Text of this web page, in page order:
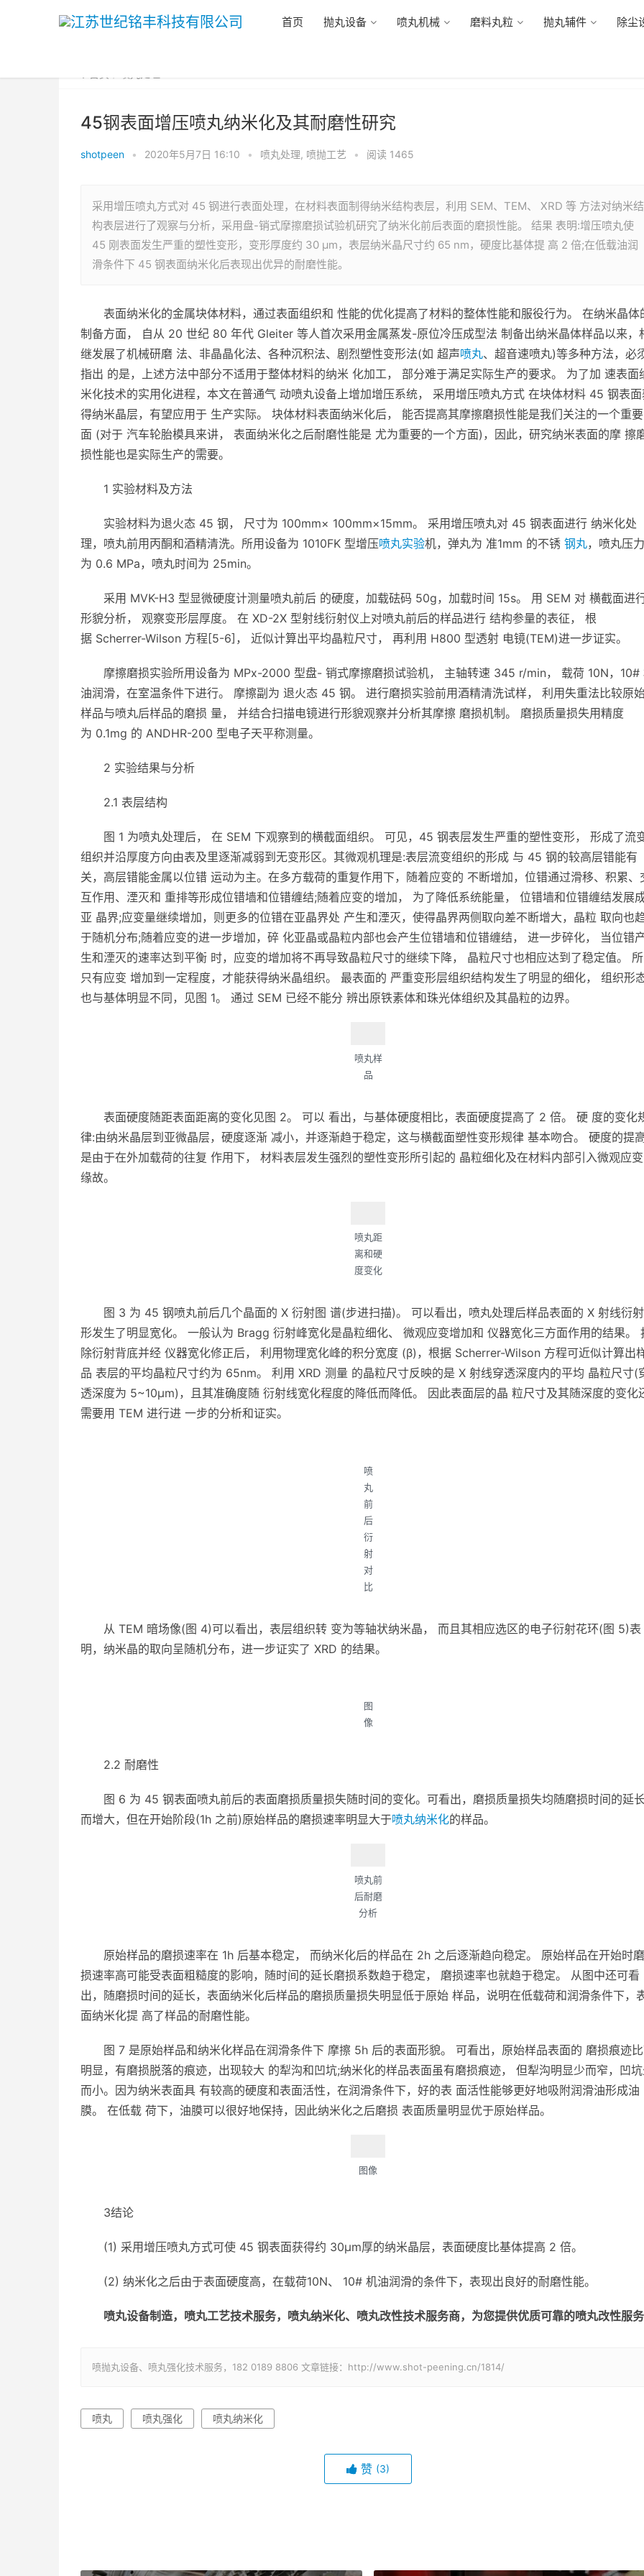
首页 抛丸设备 喷丸机械 磨料丸粒 抛丸辅件 除尘
45钢表面增压喷丸纳米化及其耐磨性研究
shotpeen • 2020年5月7日 16:10 • 喷丸处理, 喷抛工艺 • 阅读 1465
采用增压喷丸方式对 45 钢进行表面处理，在材料表面制得纳米结构表层，利用 SEM、TEM、 XRD 等 方法对纳米结
构表层进行了观察与分析，采用盘-销式摩擦磨损试验机研究了纳米化前后表面的磨损性能。 结果 表明:增压喷丸使
45 刚表面发生严重的塑性变形，变形厚度约 30 μm，表层纳米晶尺寸约 65 nm，硬度比基体提 高 2 倍;在低载油润
滑条件下 45 钢表面纳米化后表现出优异的耐磨性能。
表面纳米化的金属块体材料，通过表面组织和 性能的优化提高了材料的整体性能和服役行为。 在纳米晶体
制备方面， 自从 20 世纪 80 年代 Gleiter 等人首次采用金属蒸发-原位冷压成型法 制备出纳米晶体样品以来，
继发展了机械研磨 法、非晶晶化法、各种沉积法、剧烈塑性变形法(如 超声喷丸、超音速喷丸)等多种方法，必
指出 的是，上述方法中部分不适用于整体材料的纳米 化加工， 部分难于满足实际生产的要求。 为了加 速表面
米化技术的实用化进程，本文在普通气 动喷丸设备上增加增压系统， 采用增压喷丸方式 在块体材料 45 钢表
得纳米晶层，有望应用于 生产实际。 块体材料表面纳米化后， 能否提高其摩擦磨损性能是我们关注的一个重
面 (对于 汽车轮胎模具来讲， 表面纳米化之后耐磨性能是 尤为重要的一个方面)，因此，研究纳米表面的摩 擦
损性能也是实际生产的需要。
1 实验材料及方法
实验材料为退火态 45 钢， 尺寸为 100mm× 100mm×15mm。 采用增压喷丸对 45 钢表面进行 纳米化处
理，喷丸前用丙酮和酒精清洗。所用设备为 1010FK 型增压喷丸实验机，弹丸为 准1mm 的不锈 钢丸，喷丸压力
为 0.6 MPa，喷丸时间为 25min。
采用 MVK-H3 型显微硬度计测量喷丸前后 的硬度，加载砝码 50g，加载时间 15s。 用 SEM 对 横截面进
形貌分析， 观察变形层厚度。 在 XD-2X 型射线衍射仪上对喷丸前后的样品进行 结构参量的表征， 根
据 Scherrer-Wilson 方程[5-6]， 近似计算出平均晶粒尺寸， 再利用 H800 型透射 电镜(TEM)进一步证实。
摩擦磨损实验所用设备为 MPx-2000 型盘- 销式摩擦磨损试验机， 主轴转速 345 r/min， 载荷 10N，10#
油润滑，在室温条件下进行。 摩擦副为 退火态 45 钢。 进行磨损实验前用酒精清洗试样， 利用失重法比较原
样品与喷丸后样品的磨损 量， 并结合扫描电镜进行形貌观察并分析其摩擦 磨损机制。 磨损质量损失用精度
为 0.1mg 的 ANDHR-200 型电子天平称测量。
2 实验结果与分析
2.1 表层结构
图 1 为喷丸处理后， 在 SEM 下观察到的横截面组织。 可见，45 钢表层发生严重的塑性变形， 形成了流
组织并沿厚度方向由表及里逐渐减弱到无变形区。其微观机理是:表层流变组织的形成 与 45 钢的较高层错能有
关，高层错能金属以位错 运动为主。在多方载荷的重复作用下，随着应变的 不断增加，位错通过滑移、积累、
互作用、湮灭和 重排等形成位错墙和位错缠结;随着应变的增加， 为了降低系统能量， 位错墙和位错缠结发展
亚 晶界;应变量继续增加，则更多的位错在亚晶界处 产生和湮灭，使得晶界两侧取向差不断增大，晶粒 取向也
于随机分布;随着应变的进一步增加，碎 化亚晶或晶粒内部也会产生位错墙和位错缠结， 进一步碎化， 当位错
生和湮灭的速率达到平衡 时，应变的增加将不再导致晶粒尺寸的继续下降， 晶粒尺寸也相应达到了稳定值。
只有应变 增加到一定程度，才能获得纳米晶组织。 最表面的 严重变形层组织结构发生了明显的细化， 组织形
也与基体明显不同，见图 1。 通过 SEM 已经不能分 辨出原铁素体和珠光体组织及其晶粒的边界。
喷丸样
品
表面硬度随距表面距离的变化见图 2。 可以 看出，与基体硬度相比，表面硬度提高了 2 倍。 硬 度的变化
律:由纳米晶层到亚微晶层，硬度逐渐 减小，并逐渐趋于稳定，这与横截面塑性变形规律 基本吻合。 硬度的提
是由于在外加载荷的往复 作用下， 材料表层发生强烈的塑性变形所引起的 晶粒细化及在材料内部引入微观应
缘故。
喷丸距
离和硬
度变化
图 3 为 45 钢喷丸前后几个晶面的 X 衍射图 谱(步进扫描)。 可以看出，喷丸处理后样品表面的 X 射线衍
形发生了明显宽化。 一般认为 Bragg 衍射峰宽化是晶粒细化、 微观应变增加和 仪器宽化三方面作用的结果。
除衍射背底并经 仪器宽化修正后， 利用物理宽化峰的积分宽度 (β)，根据 Scherrer-Wilson 方程可近似计算出
品 表层的平均晶粒尺寸约为 65nm。 利用 XRD 测量 的晶粒尺寸反映的是 X 射线穿透深度内的平均 晶粒尺寸(
透深度为 5~10μm)，且其准确度随 衍射线宽化程度的降低而降低。 因此表面层的晶 粒尺寸及其随深度的变化
需要用 TEM 进行进 一步的分析和证实。
喷
丸
前
后
衍
射
对
比
从 TEM 暗场像(图 4)可以看出，表层组织转 变为等轴状纳米晶， 而且其相应选区的电子衍射花环(图 5)表
明，纳米晶的取向呈随机分布，进一步证实了 XRD 的结果。
图
像
2.2 耐磨性
图 6 为 45 钢表面喷丸前后的表面磨损质量损失随时间的变化。可看出，磨损质量损失均随磨损时间的延
而增大，但在开始阶段(1h 之前)原始样品的磨损速率明显大于喷丸纳米化的样品。
喷丸前
后耐磨
分析
原始样品的磨损速率在 1h 后基本稳定， 而纳米化后的样品在 2h 之后逐渐趋向稳定。 原始样品在开始时磨
损速率高可能受表面粗糙度的影响，随时间的延长磨损系数趋于稳定， 磨损速率也就趋于稳定。 从图中还可看
出，随磨损时间的延长，表面纳米化后样品的磨损质量损失明显低于原始 样品，说明在低载荷和润滑条件下，
面纳米化提 高了样品的耐磨性能。
图 7 是原始样品和纳米化样品在润滑条件下 摩擦 5h 后的表面形貌。 可看出，原始样品表面的 磨损痕迹
明显，有磨损脱落的痕迹，出现较大 的犁沟和凹坑;纳米化的样品表面虽有磨损痕迹， 但犁沟明显少而窄，凹
而小。因为纳米表面具 有较高的硬度和表面活性，在润滑条件下，好的表 面活性能够更好地吸附润滑油形成油
膜。 在低载 荷下，油膜可以很好地保持，因此纳米化之后磨损 表面质量明显优于原始样品。
图像
3结论
(1) 采用增压喷丸方式可使 45 钢表面获得约 30μm厚的纳米晶层，表面硬度比基体提高 2 倍。
(2) 纳米化之后由于表面硬度高，在载荷10N、 10# 机油润滑的条件下，表现出良好的耐磨性能。
喷丸设备制造，喷丸工艺技术服务，喷丸纳米化、喷丸改性技术服务商，为您提供优质可靠的喷丸改性服
喷抛丸设备、喷丸强化技术服务，182 0189 8806 文章链接：http://www.shot-peening.cn/1814/
喷丸 喷丸强化 喷丸纳米化
赞 (3)